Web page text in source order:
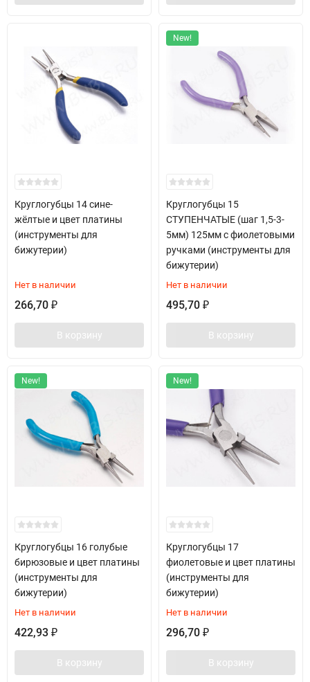
Круглогубцы 14 сине-
жёлтые и цвет платины
(инструменты для
бижутерии)
Нет в наличии
266,70 ₽
В корзину
New!
Круглогубцы 15
СТУПЕНЧАТЫЕ (шаг 1,5-3-
5мм) 125мм с фиолетовыми
ручками (инструменты для
бижутерии)
Нет в наличии
495,70 ₽
В корзину
New!
Круглогубцы 16 голубые
бирюзовые и цвет платины
(инструменты для
бижутерии)
Нет в наличии
422,93 ₽
В корзину
New!
Круглогубцы 17
фиолетовые и цвет платины
(инструменты для
бижутерии)
Нет в наличии
296,70 ₽
В корзину